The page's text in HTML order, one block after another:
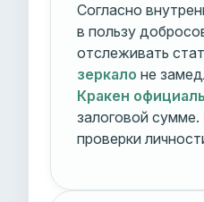
Согласно
в пользу
отслеживать
зеркало не
Кракен
залоговой сумме.
проверки